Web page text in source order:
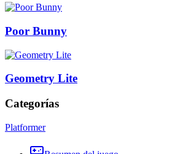
Poor Bunny
Geometry Lite
Categorías
Platformer